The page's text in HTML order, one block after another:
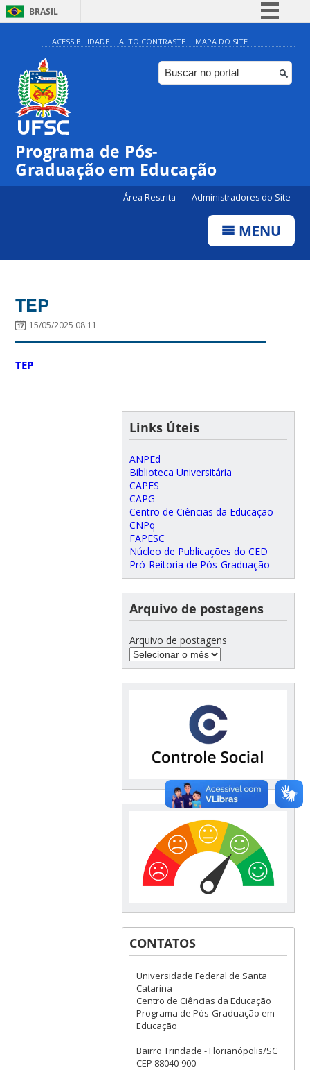
BRASIL
Simplifique!
Comunica BR
Participe
ACESSIBILIDADE ALTO CONTRASTE MAPA DO SITE
Programa de Pós-
Graduação em Educação
Área Restrita Administradores do Site
MENU
TEP
15/05/2025 08:11
TEP
Links Úteis
ANPEd
Biblioteca Universitária
CAPES
CAPG
Centro de Ciências da Educação
CNPq
FAPESC
Núcleo de Publicações do CED
Pró-Reitoria de Pós-Graduação
Arquivo de postagens
Arquivo de postagens
CONTATOS
Universidade Federal de Santa
Catarina
Centro de Ciências da Educação
Programa de Pós-Graduação em
Educação
Bairro Trindade - Florianópolis/SC
CEP 88040-900